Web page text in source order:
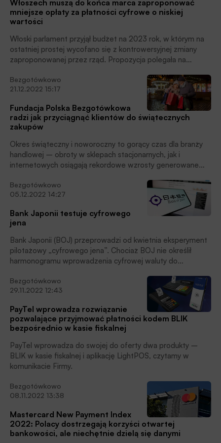
Włoszech muszą do końca marca zaproponować
mniejsze opłaty za płatności cyfrowe o niskiej
wartości
Włoski parlament przyjął budżet na 2023 rok, w którym na
ostatniej prostej wycofano się z kontrowersyjnej zmiany
zaproponowanej przez rząd. Propozycja polegała na
rachunki poniżej 60 euro. W zamian przygotowywano
jednak rozwiązanie, które obciąży firmy płatnicze i banki,
jeśli te nie obniżą opłat dla detalistów, pisze Szymon
Stellmaszyk, doradca Zarządu Związku Banków Polskich w
Zespole ds. międzynarodowych.
Bezgotówkowo
21.12.2022 15:17
Fundacja Polska Bezgotówkowa
radzi jak przyciągnąć klientów do świątecznych
zakupów
Okres świąteczny i noworoczny to gorący czas dla branży
handlowej – obroty w sklepach stacjonarnych, jak i
internetowych osiągają rekordowe wzrosty generowane
obdarować rodzinę i najbliższych. Przed właścicielami
małych punktów pojawiają się dodatkowe wyzwania
związane z obsługą większej liczby klientów i zamówień.
Jednocześnie, dla przedsiębiorców to szansa na
maksymalizację zysków i dotarcie do potencjalnych, nowych
klientów. Jak zatem przygotować się na szczyt zakupowy i
wykorzystać ten czas na rozwój biznesu?
Bezgotówkowo
05.12.2022 14:27
Bank Japonii testuje cyfrowego
jena
Bank Japonii (BOJ) przeprowadzi od kwietnia eksperyment
pilotażowy „cyfrowego jena”. Chociaż BOJ nie określił
harmonogramu wprowadzenia cyfrowej waluty do
pilotażowy zapowiada dramatyczne przejście Japonii na
gospodarkę bezgotówkową. W czasie pandemii transakcje
bezgotówkowe w Japonii, podobnie jak w większości
krajów świata bardzo wzrosły, pisze Witold Gadomski.
Bezgotówkowo
29.11.2022 12:43
PayTel wprowadza rozwiązanie
pozwalające przyjmować płatności kodem BLIK
bezpośrednio w kasie fiskalnej
PayTel wprowadza do swojej do oferty dwa produkty –
BLIK w kasie fiskalnej i aplikację LightPOS, czytamy w
komunikacie Firmy.
Bezgotówkowo
08.11.2022 13:38
Mastercard New Payment Index
2022: Polacy dostrzegają korzyści otwartej
bankowości, ale niechętnie dzielą się danymi